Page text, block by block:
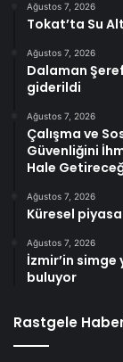
Ağustos 7, 2026
Tokat’ta Su
Ağustos 7, 2026
Dalaman
giderildi
Ağustos 7, 2026
Çalışma ve
Güvenliğini
Hale
Ağustos 7, 2026
Küresel
Ağustos 7, 2026
İzmir’in simge
buluyor
Rastgele